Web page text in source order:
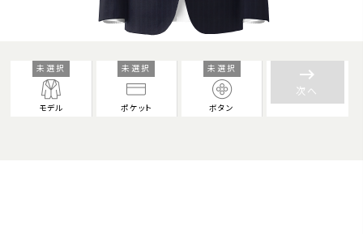
モデル
未選択
ポケット
未選択
ボタン
未選択 keyboard_backspace
次へ